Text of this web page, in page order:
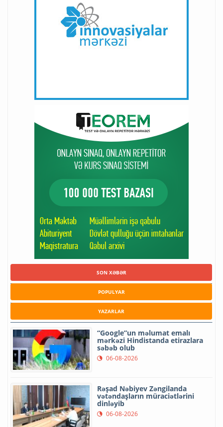
SON XƏBƏR
POPULYAR
YAZARLAR
“Google”un məlumat emalı
mərkəzi Hindistanda etirazlara
səbəb olub
06-08-2026
Rəşad Nəbiyev Zəngilanda
vətəndaşların müraciətlərini
dinləyib
06-08-2026